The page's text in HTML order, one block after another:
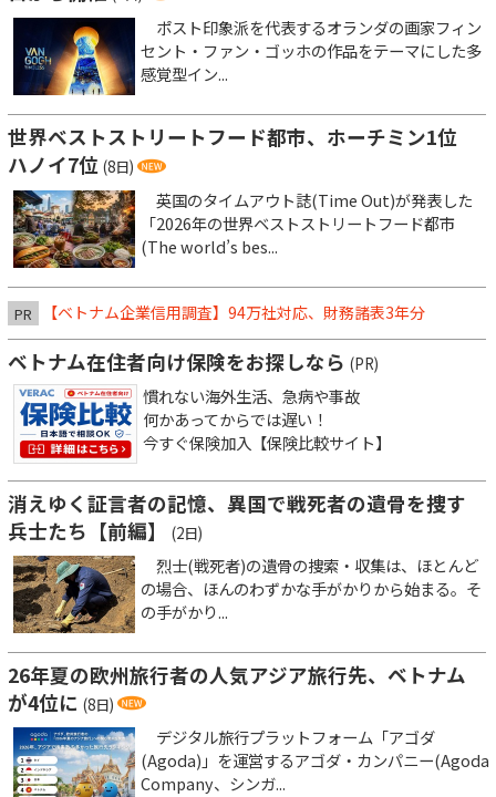
ポスト印象派を代表するオランダの画家フィン
セント・ファン・ゴッホの作品をテーマにした多
感覚型イン...
世界ベストストリートフード都市、ホーチミン1位
ハノイ7位 (8日)
英国のタイムアウト誌(Time Out)が発表した
「2026年の世界ベストストリートフード都市
(The world’s bes...
PR 【ベトナム企業信用調査】94万社対応、財務諸表3年分
ベトナム在住者向け保険をお探しなら (PR)
慣れない海外生活、急病や事故
何かあってからでは遅い！
今すぐ保険加入【保険比較サイト】
消えゆく証言者の記憶、異国で戦死者の遺骨を捜す
兵士たち【前編】
(2日)
烈士(戦死者)の遺骨の捜索・収集は、ほとんど
の場合、ほんのわずかな手がかりから始まる。そ
の手がかり...
26年夏の欧州旅行者の人気アジア旅行先、ベトナム
が4位に (8日)
デジタル旅行プラットフォーム「アゴダ
(Agoda)」を運営するアゴダ・カンパニー(Agoda
Company、シンガ...